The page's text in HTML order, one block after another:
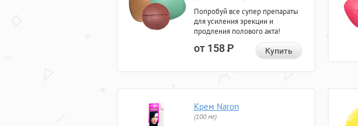
Попробуй все супер препараты
для усиления эрекции и
продления полового акта!
от 158Р Купить
Крем Naron
(100 мг)